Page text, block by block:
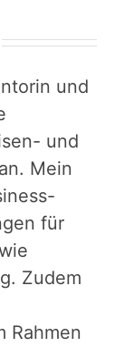
und
und
Mein
für
Zudem
Rahmen